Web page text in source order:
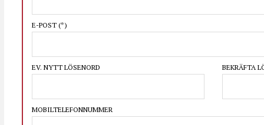
E-POST (*)
EV. NYTT LÖSENORD BEKRÄFTA
MOBILTELEFONNUMMER